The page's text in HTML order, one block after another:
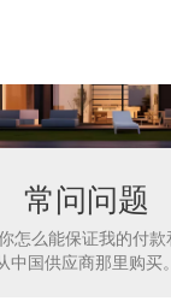
常问问题
怎么能保证我的付
中国供应商那里购买。